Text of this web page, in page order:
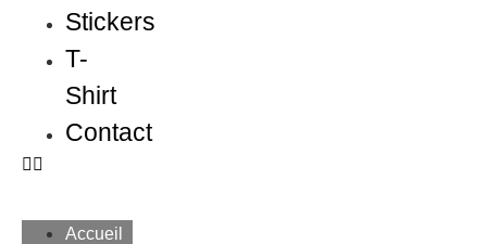
Stickers
T-
Shirt
Contact
Accueil